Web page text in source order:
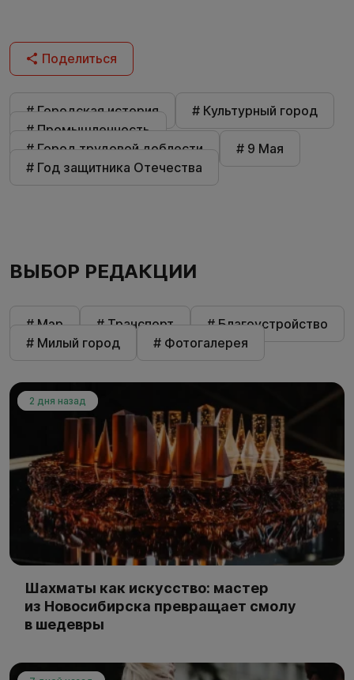
Поделиться
# Городская история
# Культурный город
# Промышленность
# Город трудовой доблести
# 9 Мая
# Год защитника Отечества
ВЫБОР РЕДАКЦИИ
# Мэр # Транспорт
# Благоустройство
# Милый город
# Фотогалерея
2 дня назад
Шахматы как искусство: мастер
из Новосибирска превращает смолу
в шедевры